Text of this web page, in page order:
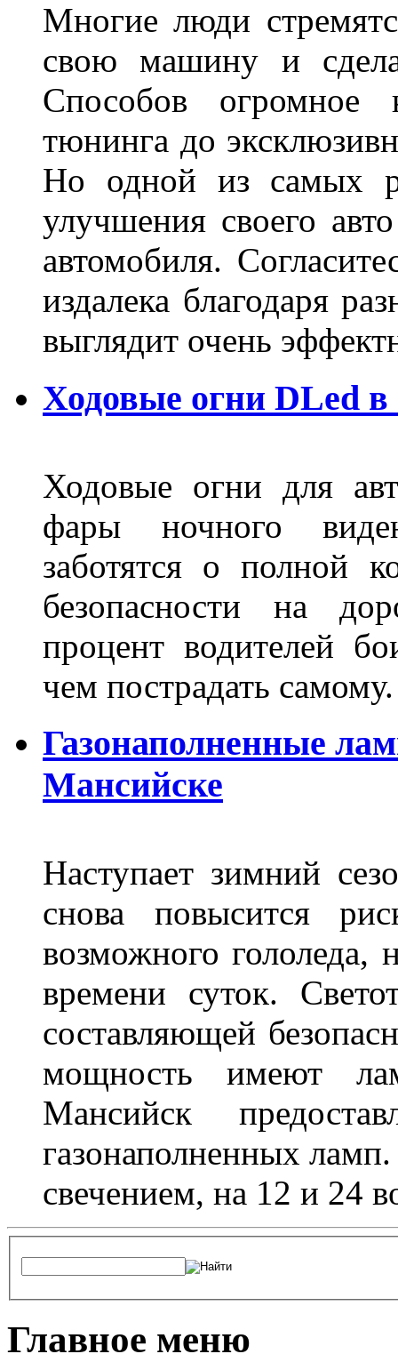
Многие люди
свою машину и
Способов огромное
тюнинга до
Но одной из самых
улучшения своего
автомобиля.
издалека благодаря
выглядит очень
Ходовые огни DLed
Ходовые огни для
фары ночного
заботятся о полной
безопасности на
процент водителей
чем пострадать самому.
Газонаполненные
Мансийске
Наступает зимний
снова повысится
возможного гололеда,
времени суток.
составляющей
мощность имеют
Мансийск
газонаполненных
свечением, на 12 и 24
Главное меню